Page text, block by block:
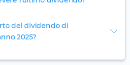
del dividendo di
2025?